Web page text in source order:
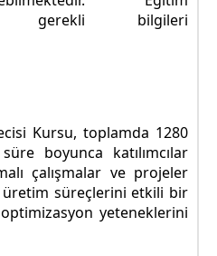
gerekli bilgileri
Kursu, toplamda 1280
boyunca katılımcılar
çalışmalar ve projeler
üretim süreçlerini etkili bir
yeteneklerini